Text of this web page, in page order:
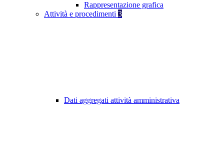
Rappresentazione grafica
Attività e procedimenti 3
Dati aggregati attività amministrativa